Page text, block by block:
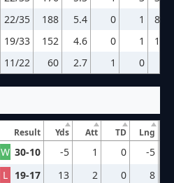
22/35 188 5.4 0 1 8-57
19/33 152 4.6 0 1 1-12
11/22 60 2.7 1 0
Result Yds Att TD
Lng
W 30-10 -5 1 0 -5
L 19-17 13 2 0 8